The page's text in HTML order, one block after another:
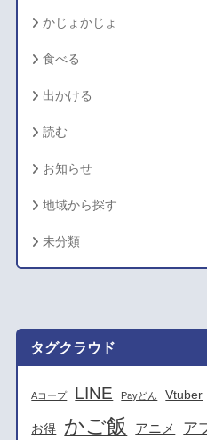
かじょかじょ
食べる
出かける
読む
お知らせ
地域から探す
未分類
タグクラウド
Aコープ LINE Payどん Vtuber
お得 かご飯 アニメ ア